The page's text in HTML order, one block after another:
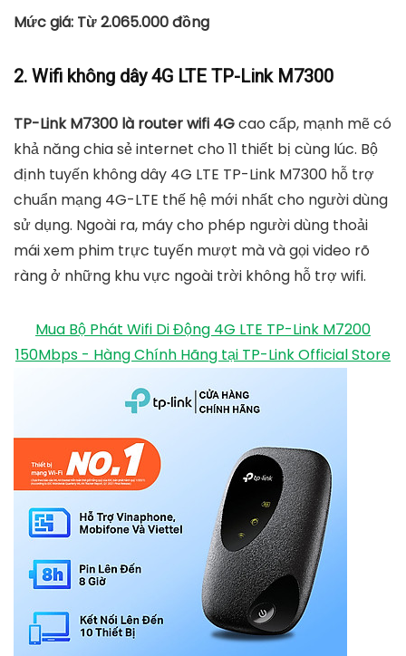
Mức giá: Từ 2.065.000 đồng
2. Wifi không dây 4G LTE TP-Link M7300
TP-Link M7300 là router wifi 4Gcao cấp, mạnh mẽ có
khả năng chia sẻ internet cho 11 thiết bị cùng lúc. Bộ
định tuyến không dây 4G LTE TP-Link M7300 hỗ trợ
chuẩn mạng 4G-LTE thế hệ mới nhất cho người dùng
sử dụng. Ngoài ra, máy cho phép người dùng thoải
mái xem phim trực tuyến mượt mà và gọi video rõ
ràng ở những khu vực ngoài trời không hỗ trợ wifi.
Mua Bộ Phát Wifi Di Động 4G LTE TP-Link M7200
150Mbps - Hàng Chính Hãng tại TP-Link Official Store